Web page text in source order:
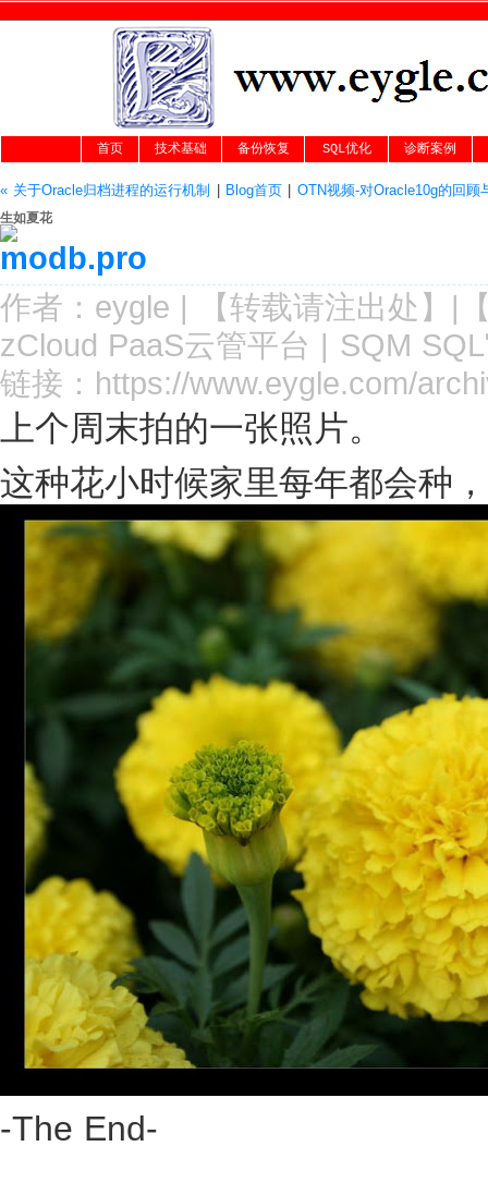
首页 技术基础 备份恢复 SQL优化 诊断案例
« 关于Oracle归档进程的运行机制 Blog首页| OTN视频-对Oracle10g的回顾
生如夏花
作者： eygle | 【转载请注出处 】|
zCloud PaaS云管平台 | SQM
链接： https://www.eygle.com/
上个周末拍的一张照片。
这种花小时候家里每年都会种
-The End-